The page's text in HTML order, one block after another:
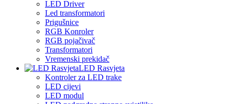
LED Driver
Led transformatori
Prigušnice
RGB Konroler
RGB pojačivač
Transformatori
Vremenski prekidač
LED Rasvjeta
Kontroler za LED trake
LED cijevi
LED modul